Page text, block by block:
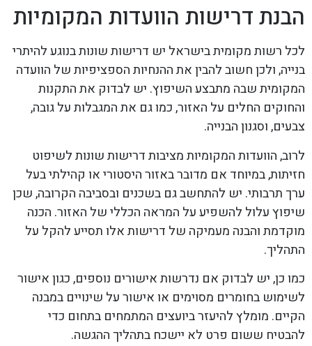
הבנת דרישות הוועדות המקומיות
לכל רשות מקומית בישראל יש דרישות שונות בנוגע להיתרי
בנייה, ולכן חשוב להבין את ההנחיות הספציפיות של הוועדה
המקומית שבה מתבצע השיפוץ. יש לבדוק את התקנות
והחוקים החלים על האזור, כמו גם את המגבלות על גובה,
צבעים, וסגנון הבנייה.
לרוב, הוועדות המקומיות מציבות דרישות שונות לשיפוט
חזיתות, במיוחד אם מדובר באזור היסטורי או קהילתי בעל
ערך תרבותי. יש להתחשב גם בשכנים ובסביבה הקרובה, שכן
שיפוץ עלול להשפיע על המראה הכללי של האזור. הכנה
מוקדמת והבנה מעמיקה של דרישות אלו תסייע להקל על
התהליך.
כמו כן, יש לבדוק אם נדרשות אישורים נוספים, כגון אישור
לשימוש בחומרים מסוימים או אישור על שינויים במבנה
הקיים. מומלץ להיעזר ביועצים המתמחים בתחום כדי
להבטיח ששום פרט לא יישכח בתהליך ההגשה.